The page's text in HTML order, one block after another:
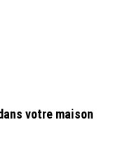
votre maison